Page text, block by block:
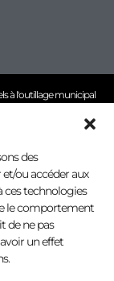
des
ou accéder aux
ces technologies
le comportement
de ne pas
un effet
à l'outillage municipal